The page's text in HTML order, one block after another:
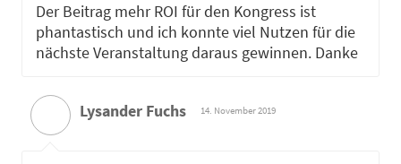
Der Beitrag mehr ROI für den Kongress ist
phantastisch und ich konnte viel Nutzen für die
nächste Veranstaltung daraus gewinnen. Danke
Lysander Fuchs 14. November 2019